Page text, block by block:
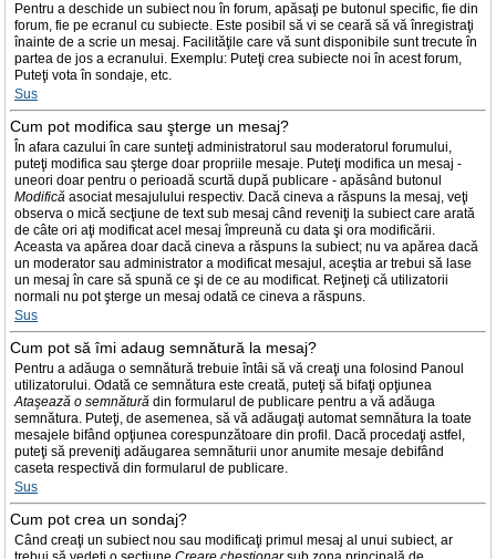
Pentru a deschide un subiect nou în forum, apăsaţi pe butonul specific, fie din
forum, fie pe ecranul cu subiecte. Este posibil să vi se ceară să vă înregistraţi
înainte de a scrie un mesaj. Facilităţile care vă sunt disponibile sunt trecute în
partea de jos a ecranului. Exemplu: Puteţi crea subiecte noi în acest forum,
Puteţi vota în sondaje, etc.
Sus
Cum pot modifica sau şterge un mesaj?
În afara cazului în care sunteţi administratorul sau moderatorul forumului,
puteţi modifica sau şterge doar propriile mesaje. Puteţi modifica un mesaj -
uneori doar pentru o perioadă scurtă după publicare - apăsând butonul
Modifică asociat mesajulului respectiv. Dacă cineva a răspuns la mesaj, veţi
observa o mică secţiune de text sub mesaj când reveniţi la subiect care arată
de câte ori aţi modificat acel mesaj împreună cu data şi ora modificării.
Aceasta va apărea doar dacă cineva a răspuns la subiect; nu va apărea dacă
un moderator sau administrator a modificat mesajul, aceştia ar trebui să lase
un mesaj în care să spună ce şi de ce au modificat. Reţineţi că utilizatorii
normali nu pot şterge un mesaj odată ce cineva a răspuns.
Sus
Cum pot să îmi adaug semnătură la mesaj?
Pentru a adăuga o semnătură trebuie întâi să vă creaţi una folosind Panoul
utilizatorului. Odată ce semnătura este creată, puteţi să bifaţi opţiunea
Ataşează o semnătură din formularul de publicare pentru a vă adăuga
semnătura. Puteţi, de asemenea, să vă adăugaţi automat semnătura la toate
mesajele bifând opţiunea corespunzătoare din profil. Dacă procedaţi astfel,
puteţi să preveniţi adăugarea semnăturii unor anumite mesaje debifând
caseta respectivă din formularul de publicare.
Sus
Cum pot crea un sondaj?
Când creaţi un subiect nou sau modificaţi primul mesaj al unui subiect, ar